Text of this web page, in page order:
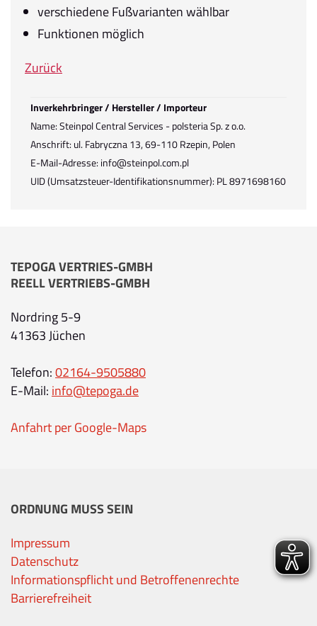
verschiedene Fußvarianten wählbar
Funktionen möglich
Zurück
Inverkehrbringer / Hersteller / Importeur
Name: Steinpol Central Services - polsteria Sp. z o.o.
Anschrift: ul. Fabryczna 13, 69-110 Rzepin, Polen
E-Mail-Adresse: info@steinpol.com.pl
UID (Umsatzsteuer-Identifikationsnummer): PL 8971698160
TEPOGA VERTRIES-GMBH
REELL VERTRIEBS-GMBH
Nordring 5-9
41363 Jüchen
Telefon:02164-9505880
E-Mail: info@tepoga.de
Anfahrt per Google-Maps
ORDNUNG MUSS SEIN
Impressum
Datenschutz
Informationspflicht und Betroffenenrechte
Barrierefreiheit